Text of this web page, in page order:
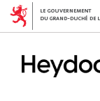
Direkt
zum